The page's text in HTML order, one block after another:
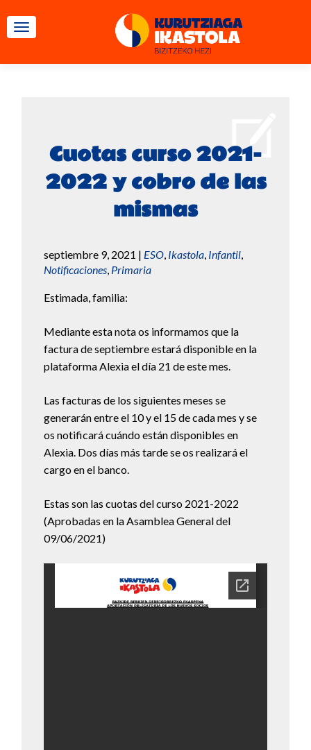
CAMBIAR NAVEGACIÓN
Cuotas curso 2021-
2022 y cobro de las
mismas
septiembre 9, 2021 | ESO, Ikastola, Infantil,
Notificaciones, Primaria
Estimada, familia:
Mediante esta nota os informamos que la
factura de septiembre estará disponible en la
plataforma Alexia el día 21 de este mes.
Las facturas de los siguientes meses se
generarán entre el 10 y el 15 de cada mes y se
os notificará cuándo están disponibles en
Alexia. Dos días más tarde se os realizará el
cargo en el banco.
Estas son las cuotas del curso 2021-2022
(Aprobadas en la Asamblea General del
09/06/2021)